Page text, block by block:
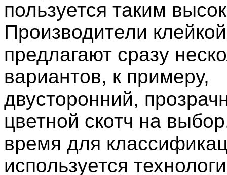
пользуется таким
Производители
предлагают сразу
вариантов, к примеру,
двусторонний,
цветной скотч на
время для
используется